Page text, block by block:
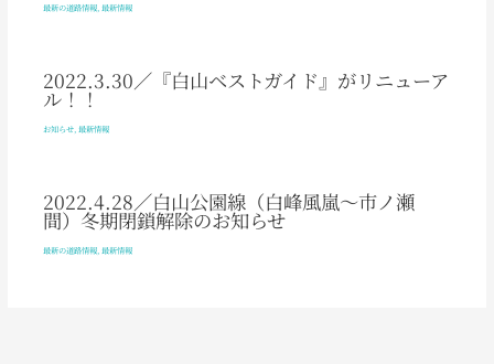
最新の道路情報, 最新情報
2022.3.30／『白山ベストガイド』がリニューア
ル！！
お知らせ, 最新情報
2022.4.28／白山公園線（白峰風嵐～市ノ瀬
間）冬期閉鎖解除のお知らせ
最新の道路情報, 最新情報